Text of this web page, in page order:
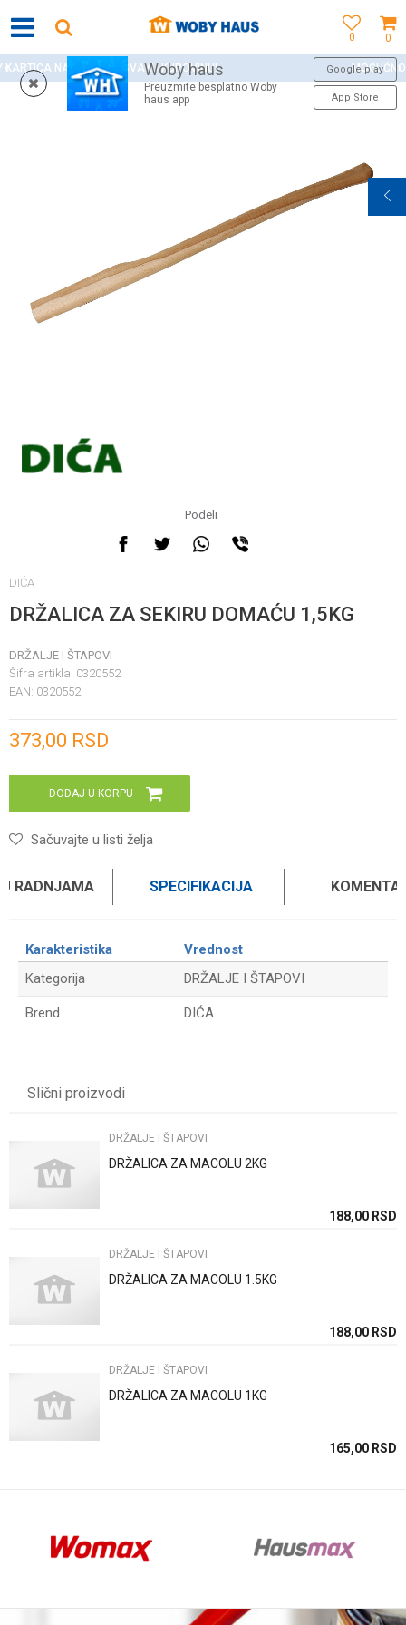
0
0
Woby haus
Preuzmite besplatno Woby
haus app
Google play
App Store
SVAKU KUPOVINU! MOGUĆNOST BESPLATNE
Podeli
DIĆA
DRŽALICA ZA SEKIRU DOMAĆU 1,5KG
DRŽALJE I ŠTAPOVI
Šifra artikla: 0320552
EAN: 0320552
373,00 RSD
DODAJ U KORPU
Sačuvajte u listi želja
RADNJAMA SPECIFIKACIJA
Karakteristika
Vrednost
Kategorija
DRŽALJE I ŠTAPOVI
Brend DIĆA
Poruka
Slični proizvodi
DRŽALJE I ŠTAPOVI
DRŽALICA ZA MACOLU 2KG
188,00 RSD
DRŽALJE I ŠTAPOVI
DRŽALICA ZA MACOLU 1.5KG
188,00 RSD
DRŽALJE I ŠTAPOVI
DRŽALICA ZA MACOLU 1KG
165,00 RSD